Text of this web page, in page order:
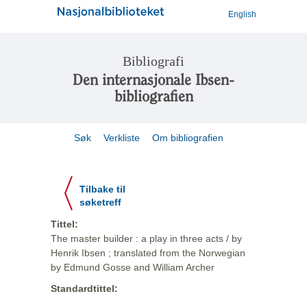
English
Bibliografi
Den internasjonale Ibsen-
bibliografien
Søk Verkliste Om bibliografien
Tilbake til
søketreff
Tittel:
The master builder : a play in three acts / by
Henrik Ibsen ; translated from the Norwegian
by Edmund Gosse and William Archer
Standardtittel: